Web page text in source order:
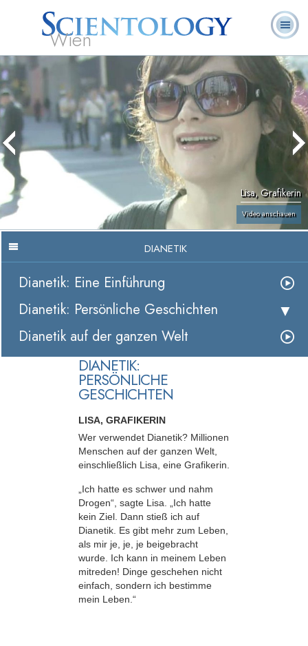
Wien
L. Ron
Hubbard
Was ist
Ehrenamtliche
Geistliche
Häufig gestellte
Fragen
Bücher
Lisa, Grafikerin
Video anschauen
DIANETIK
Dianetik: Eine Einführung
Dianetik: Persönliche Geschichten
Dianetik auf der ganzen Welt
DIANETIK:
PERSÖNLICHE
GESCHICHTEN
LISA, GRAFIKERIN
Wer verwendet Dianetik? Millionen
Menschen auf der ganzen Welt,
einschließlich Lisa, eine Grafikerin.
„Ich hatte es schwer und nahm
Drogen“, sagte Lisa. „Ich hatte
kein Ziel. Dann stieß ich auf
Dianetik. Es gibt mehr zum Leben,
als mir je, je, je beigebracht
wurde. Ich kann in meinem Leben
mitreden! Dinge geschehen nicht
einfach, sondern ich bestimme
mein Leben.“